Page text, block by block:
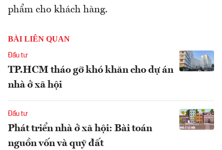
phẩm cho khách hàng.
BÀI LIÊN QUAN
Đầu tư
TP.HCM tháo gỡ khó khăn cho dự án
nhà ở xã hội
Đầu tư
Phát triển nhà ở xã hội: Bài toán
nguồn vốn và quỹ đất